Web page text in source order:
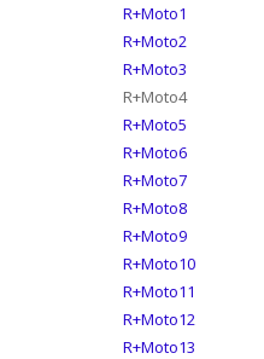
R+Moto1
R+Moto2
R+Moto3
R+Moto4
R+Moto5
R+Moto6
R+Moto7
R+Moto8
R+Moto9
R+Moto10
R+Moto11
R+Moto12
R+Moto13